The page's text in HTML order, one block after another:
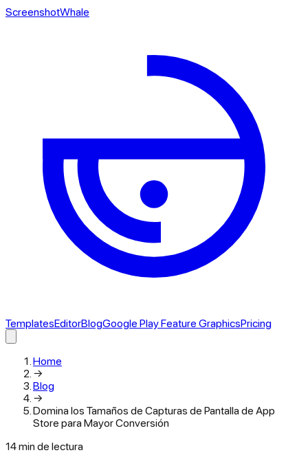
ScreenshotWhale
TemplatesEditorBlogGoogle Play Feature GraphicsPricing
Home
→
Blog
→
Domina los Tamaños de Capturas de Pantalla de App
Store para Mayor Conversión
14min de lectura